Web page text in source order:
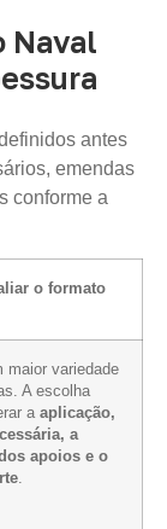
Naval
antes
emendas
conforme a
o formato
maior variedade
A escolha
a aplicação,
a
apoios e o
.